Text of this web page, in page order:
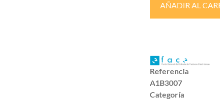
AÑADIR AL
Referencia
A1B3007
Categoría